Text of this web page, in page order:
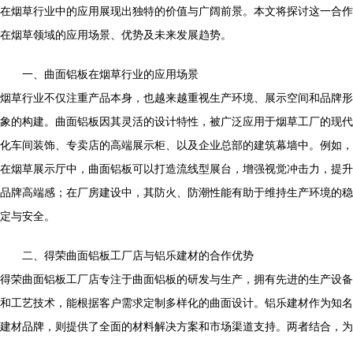
在烟草行业中的应用展现出独特的价值与广阔前景。本文将探讨这一合作
在烟草领域的应用场景、优势及未来发展趋势。
一、曲面铝板在烟草行业的应用场景
烟草行业不仅注重产品本身，也越来越重视生产环境、展示空间和品牌形
象的构建。曲面铝板因其灵活的设计特性，被广泛应用于烟草工厂的现代
化车间装饰、专卖店的高端展示柜、以及企业总部的建筑幕墙中。例如，
在烟草展示厅中，曲面铝板可以打造流线型展台，增强视觉冲击力，提升
品牌高端感；在厂房建设中，其防火、防潮性能有助于维持生产环境的稳
定与安全。
二、得荣曲面铝板工厂店与铝乐建材的合作优势
得荣曲面铝板工厂店专注于曲面铝板的研发与生产，拥有先进的生产设备
和工艺技术，能根据客户需求定制多样化的曲面设计。铝乐建材作为知名
建材品牌，则提供了全面的材料解决方案和市场渠道支持。两者结合，为